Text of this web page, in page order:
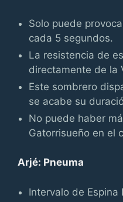
Solo puede
cada 5 segundos.
La resistencia de
directamente de la
Este sombrero
se acabe su
No puede haber
Gatorrisueño en el
Arjé: Pneuma
Intervalo de